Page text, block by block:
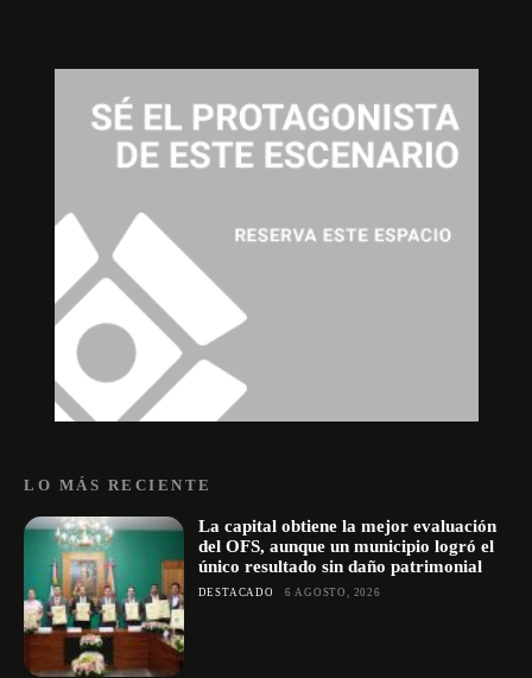
LO MÁS RECIENTE
La capital obtiene la mejor evaluación
del OFS, aunque un municipio logró el
único resultado sin daño patrimonial
DESTACADO 6 AGOSTO, 2026